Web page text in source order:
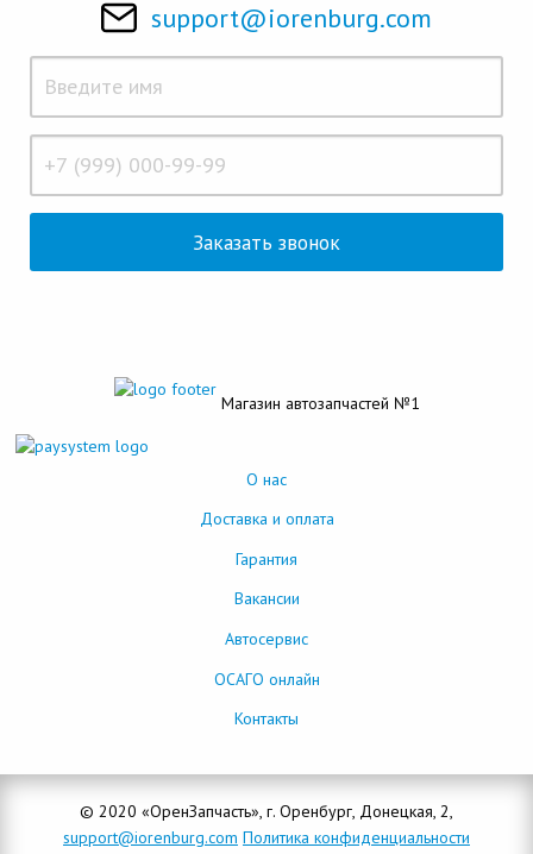
support@iorenburg.com
Магазин автозапчастей №1
О нас
Доставка и оплата
Гарантия
Вакансии
Автосервис
ОСАГО онлайн
Контакты
© 2020 «ОренЗапчасть», г. Оренбург, Донецкая, 2,
support@iorenburg.com Политика конфиденциальности